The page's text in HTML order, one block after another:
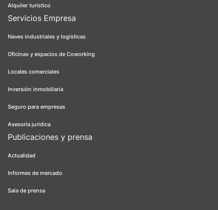
Alquiler turístico
Servicios Empresa
Naves industriales y logísticas
Oficinas y espacios de Coworking
Locales comerciales
Inversión inmobiliaria
Seguro para empresas
Asesoría jurídica
Publicaciones y prensa
Actualidad
Informes de mercado
Sala de prensa